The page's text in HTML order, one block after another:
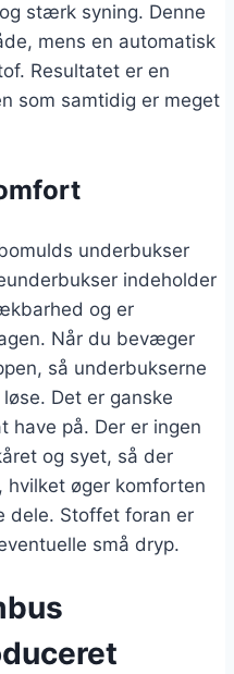
stærk syning. Denne
mens en automatisk
Resultatet er en
som samtidig er meget
indeholder
og er
Når du bevæger
så underbukserne
Det er ganske
have på. Der er ingen
og syet, så der
hvilket øger komforten
dele. Stoffet foran er
små dryp.